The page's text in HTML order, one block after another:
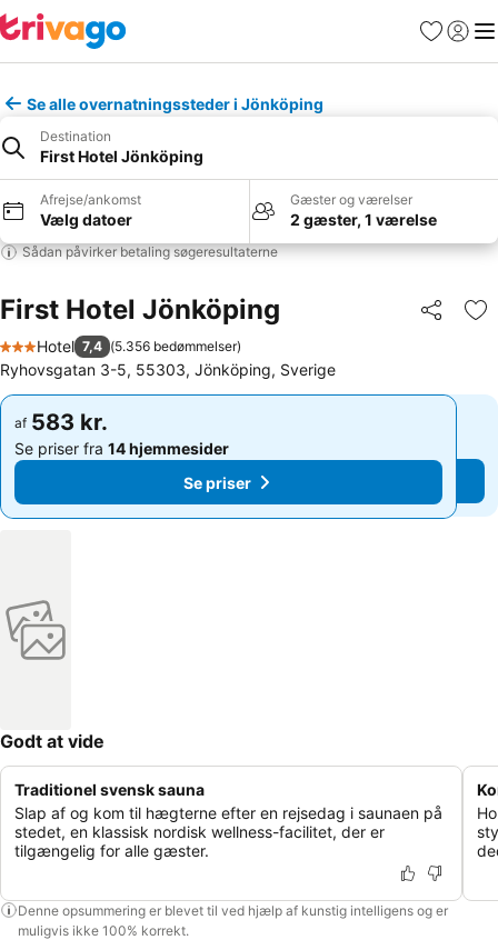
Favoritter
Log ind
Se alle overnatningssteder i Jönköping
Destination
First Hotel Jönköping
Afrejse/ankomst
Vælg datoer
Gæster og værelser
2 gæster, 1 værelse
Sådan påvirker betaling søgeresultaterne
First Hotel Jönköping Del
3 Stjerner
Hotel 7,4 (5.356 bedømmelser)
Ryhovsgatan 3-5, 55303, Jönköping, Sverige
af 583 kr.
Se priser fra 14 hjemmesider
Se priser
af 583 kr.
Se priser fra 14 hjemmesider
Se priser
Godt at vide
Traditionel svensk sauna
Slap af og kom til hægterne efter en rejsedag i saunaen på
stedet, en klassisk nordisk wellness-facilitet, der er
tilgængelig for alle gæster.
Denne opsummering er blevet til ved hjælp af kunstig intelligens og er
muligvis ikke 100% korrekt.